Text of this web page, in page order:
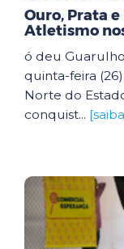
Ouro, Prata
Atletismo
ó deu
quinta-feira
Norte do
conquist...